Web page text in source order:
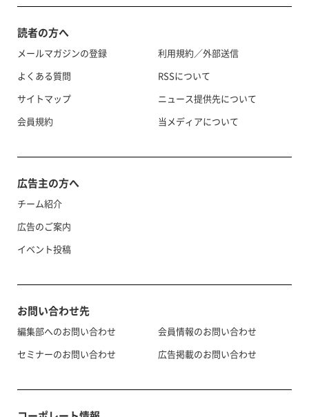
読者の方へ
メールマガジンの登録
よくある質問
サイトマップ
会員規約
利用規約／外部送信
RSSについて
ニュース提供先について
当メディアについて
広告主の方へ
チーム紹介
広告のご案内
イベント投稿
お問い合わせ先
編集部へのお問い合わせ
セミナーのお問い合わせ
会員情報のお問い合わせ
広告掲載のお問い合わせ